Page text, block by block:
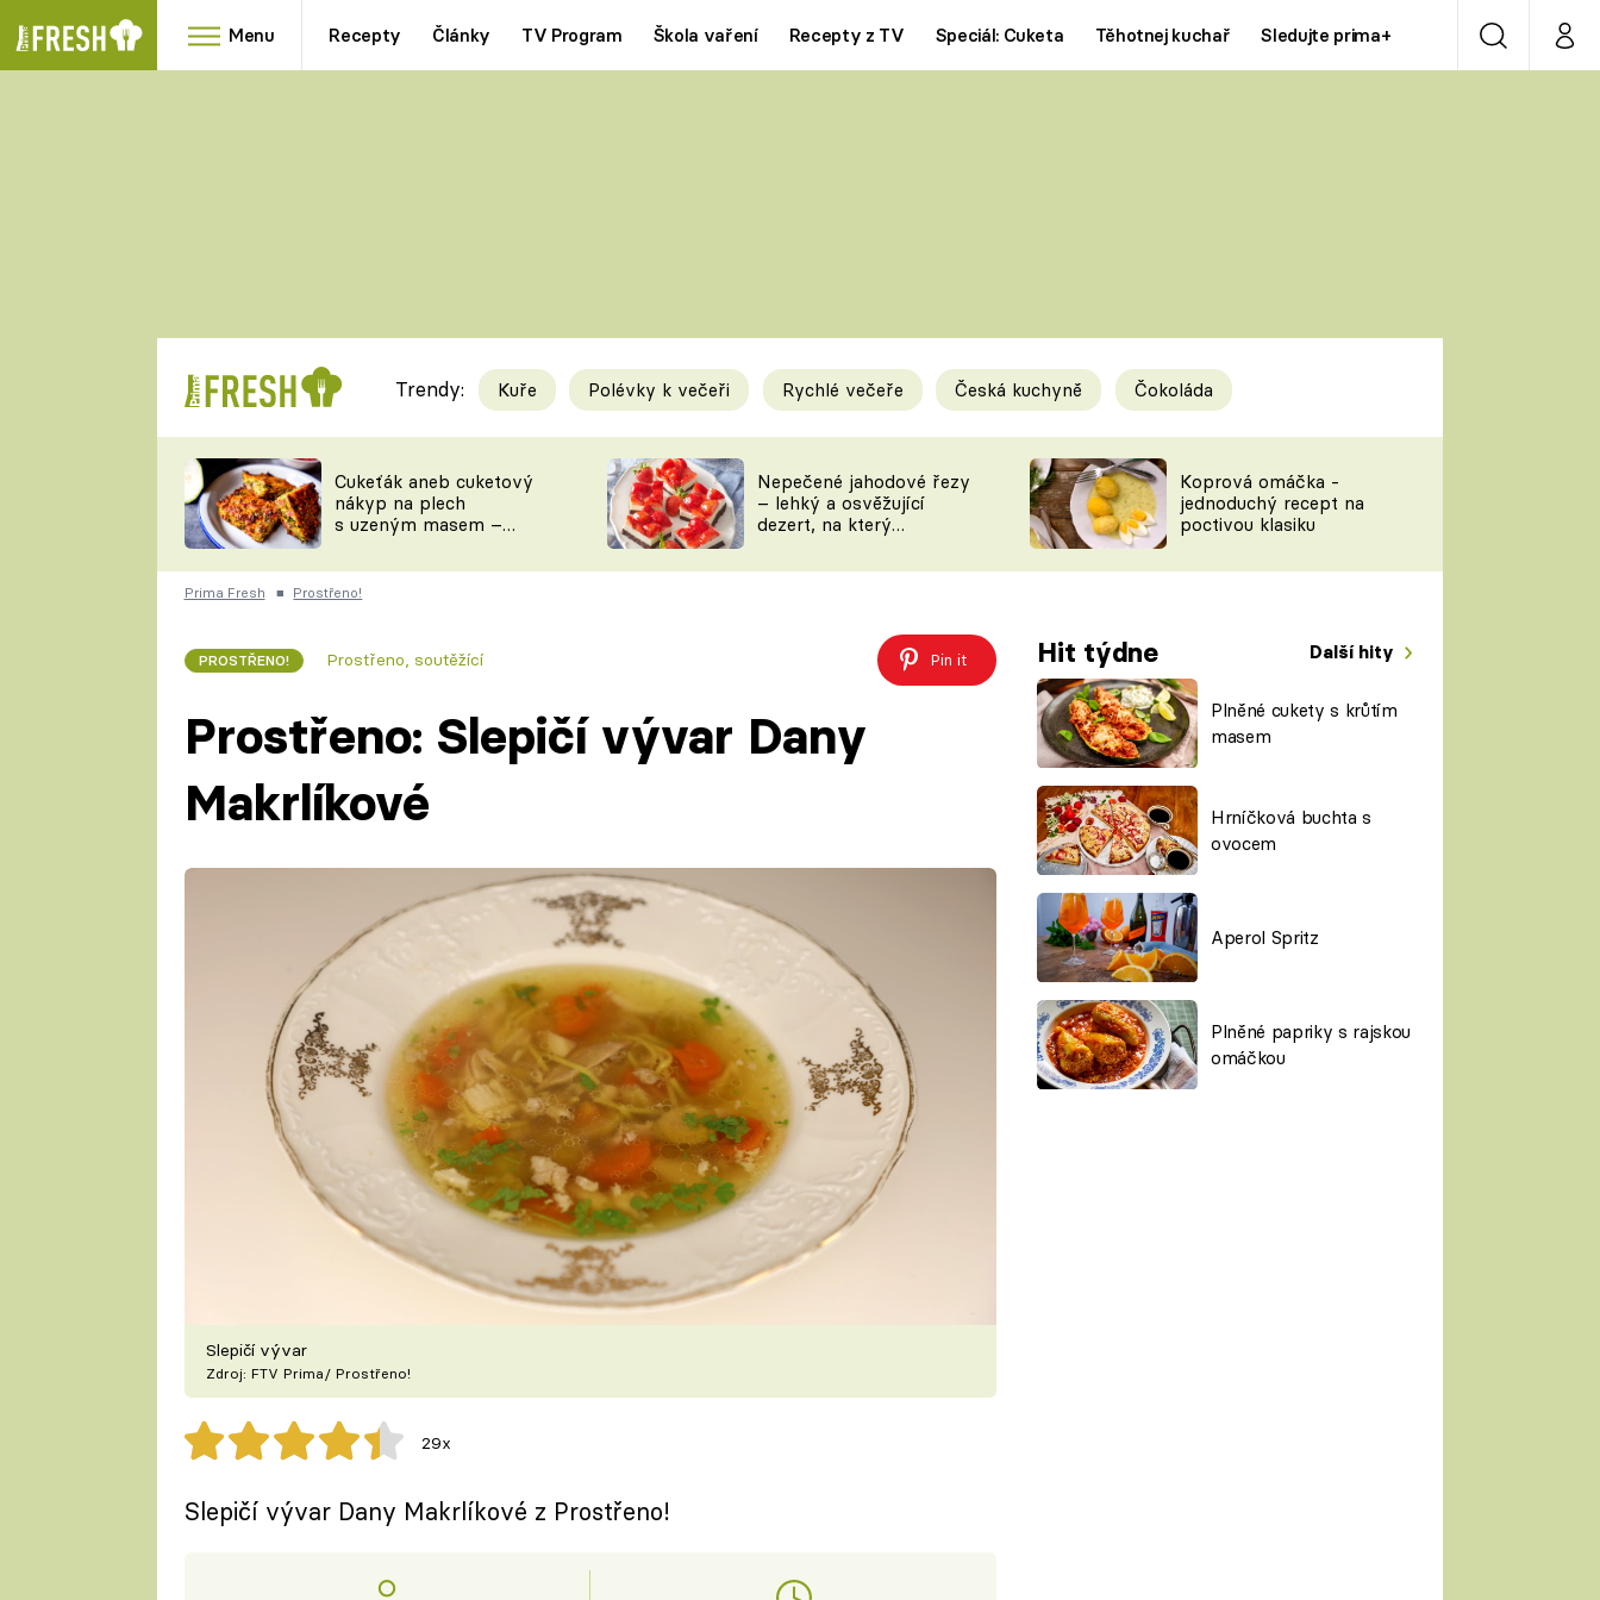
Menu Recepty Články TV Program Škola vaření Recepty z TV Speciál: Cuketa Těhotnej kuchař Sledujte prima+ VyhledáváníMůj
RYCHLOVKY
Videorecepty
TEĎ VAŘÍ ŠÉF!
ČESKO NA TALÍŘI
KUCHAŘKA
Tipy a triky
KAM ZA JÍDLEM
VYCHYTÁVKY
Novinky
ŠÉFREDAKTORKY
ČASOPIS
Prima LAJK
Sledujte nás
Trendy: Kuře Polévky k večeři Rychlé večeře Česká kuchyně Čokoláda
Cukeťák aneb cuketový
nákyp na plech
s uzeným masem –
zpracovat přerostlé
cukety
Nepečené jahodové řezy
– lehký a osvěžující
dezert, na který
Koprová omáčka -
jednoduchý recept na
poctivou klasiku
Prima Fresh ■ Prostřeno!
PROSTŘENO! Prostřeno, soutěžící Pin it Hit týdne Další hity
Plněné cukety s krůtím
masem
Hrníčková buchta s
ovocem
Aperol Spritz
Plněné papriky s rajskou
omáčkou
Prostřeno: Slepičí vývar Dany
Makrlíkové
Slepičí vývar
Zdroj: FTV Prima/ Prostřeno!
29x
Slepičí vývar Dany Makrlíkové z Prostřeno!